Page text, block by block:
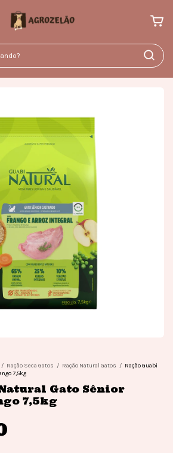
/ Ração Seca Gatos / Ração Natural Gatos / Ração Guabi
7,5kg
Gato Sênior
7,5kg